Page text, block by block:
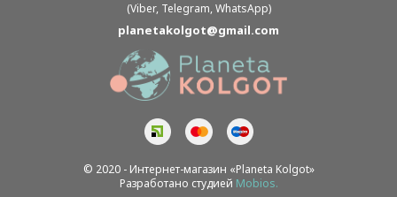
© 2020 - Интернет-магазин «Planeta Kolgot»
Разработано студией Mobios.
(Viber, Telegram, WhatsApp)
planetakolgot@gmail.com